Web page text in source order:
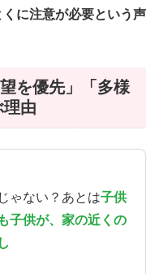
に注意が必要という声
を優先」「多様
由
ゃない？あとは子供
子供が、家の近くの